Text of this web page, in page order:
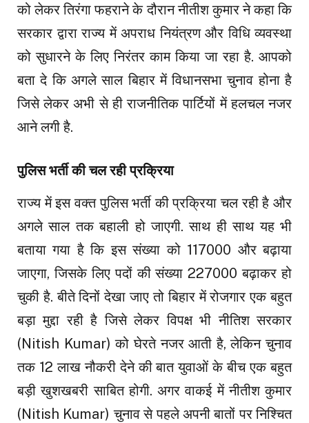
को लेकर तिरंगा फहराने के दौरान नीतीश कुमार ने कहा कि
सरकार द्वारा राज्य में अपराध नियंत्रण और विधि व्यवस्था
को सुधारने के लिए निरंतर काम किया जा रहा है. आपको
बता दे कि अगले साल बिहार में विधानसभा चुनाव होना है
जिसे लेकर अभी से ही राजनीतिक पार्टियों में हलचल नजर
आने लगी है.
पुलिस भर्ती की चल रही प्रक्रिया
राज्य में इस वक्त पुलिस भर्ती की प्रक्रिया चल रही है और
अगले साल तक बहाली हो जाएगी. साथ ही साथ यह भी
बताया गया है कि इस संख्या को 117000 और बढ़ाया
जाएगा, जिसके लिए पदों की संख्या 227000 बढ़ाकर हो
चुकी है. बीते दिनों देखा जाए तो बिहार में रोजगार एक बहुत
बड़ा मुद्दा रही है जिसे लेकर विपक्ष भी नीतिश सरकार
(Nitish Kumar) को घेरते नजर आती है, लेकिन चुनाव
तक 12 लाख नौकरी देने की बात युवाओं के बीच एक बहुत
बड़ी खुशखबरी साबित होगी. अगर वाकई में नीतीश कुमार
(Nitish Kumar) चुनाव से पहले अपनी बातों पर निश्चित